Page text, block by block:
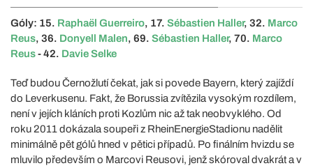
Góly: 15. Raphaël Guerreiro, 17. Sébastien Haller, 32. Marco
Reus, 36. Donyell Malen, 69. Sébastien Haller, 70. Marco
Reus- 42. Davie Selke
Teď budou Černožlutí čekat, jak si povede Bayern, který zajíždí
do Leverkusenu. Fakt, že Borussia zvítězila vysokým rozdílem,
není v jejích kláních proti Kozlům nic až tak neobvyklého. Od
roku 2011 dokázala soupeři z RheinEnergieStadionu nadělit
minimálně pět gólů hned v pětici případů. Po finálním hvizdu se
mluvilo především o Marcovi Reusovi, jenž skóroval dvakrát a v